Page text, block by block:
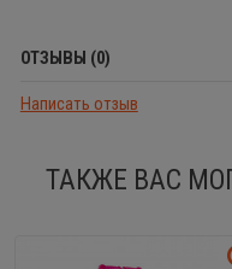
ОТЗЫВЫ (0)
Написать отзыв
ТАКЖЕ ВАС